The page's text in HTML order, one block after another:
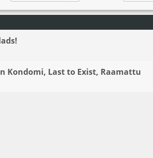
Kondomi, Last to Exist, Raamattu